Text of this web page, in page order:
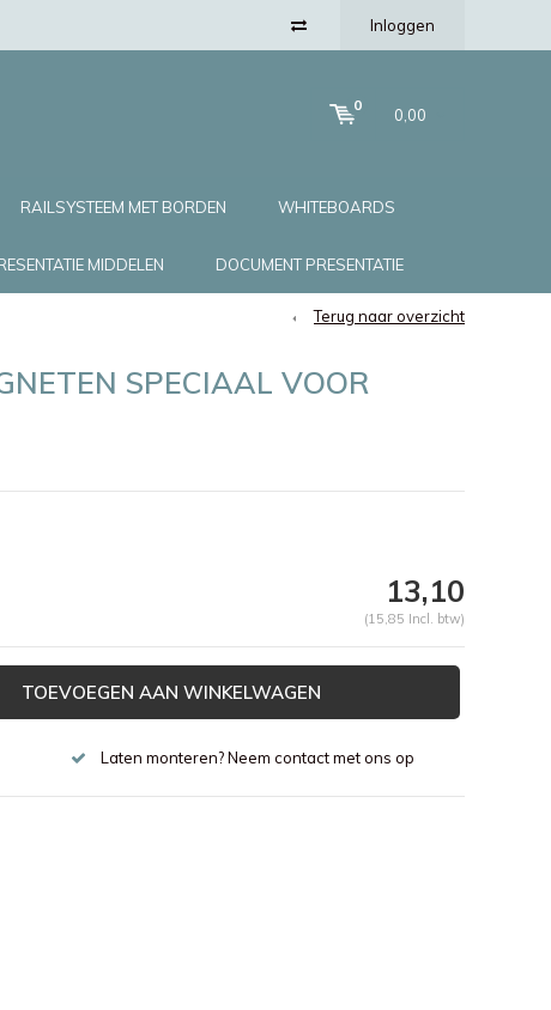
Inloggen
0
0,00
RAILSYSTEEM MET BORDEN WHITEBOARDS
MIDDELEN DOCUMENT PRESENTATIE
Terug naar overzicht
SPECIAAL VOOR
13,10
(15,85 Incl. btw)
TOEVOEGEN AAN WINKELWAGEN
Laten monteren? Neem contact met ons op